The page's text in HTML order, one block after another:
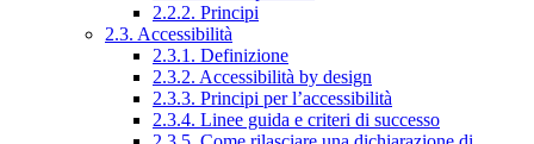
2.2.2. Principi
2.3. Accessibilità
2.3.1. Definizione
2.3.2. Accessibilità by design
2.3.3. Principi per l’accessibilità
2.3.4. Linee guida e criteri di successo